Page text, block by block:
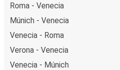
Roma - Venecia
Múnich - Venecia
Venecia - Roma
Verona - Venecia
Venecia - Múnich